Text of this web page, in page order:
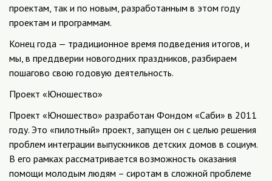
проектам, так и по новым, разработанным в этом году
проектам и программам.
Конец года — традиционное время подведения итогов, и
мы, в преддверии новогодних праздников, разбираем
пошагово свою годовую деятельность.
Проект «Юношество»
Проект «Юношество» разработан Фондом «Саби» в 2011
году. Это «пилотный» проект, запущен он с целью решения
проблем интеграции выпускников детских домов в социум.
В его рамках рассматривается возможность оказания
помощи молодым людям – сиротам в сложной проблеме